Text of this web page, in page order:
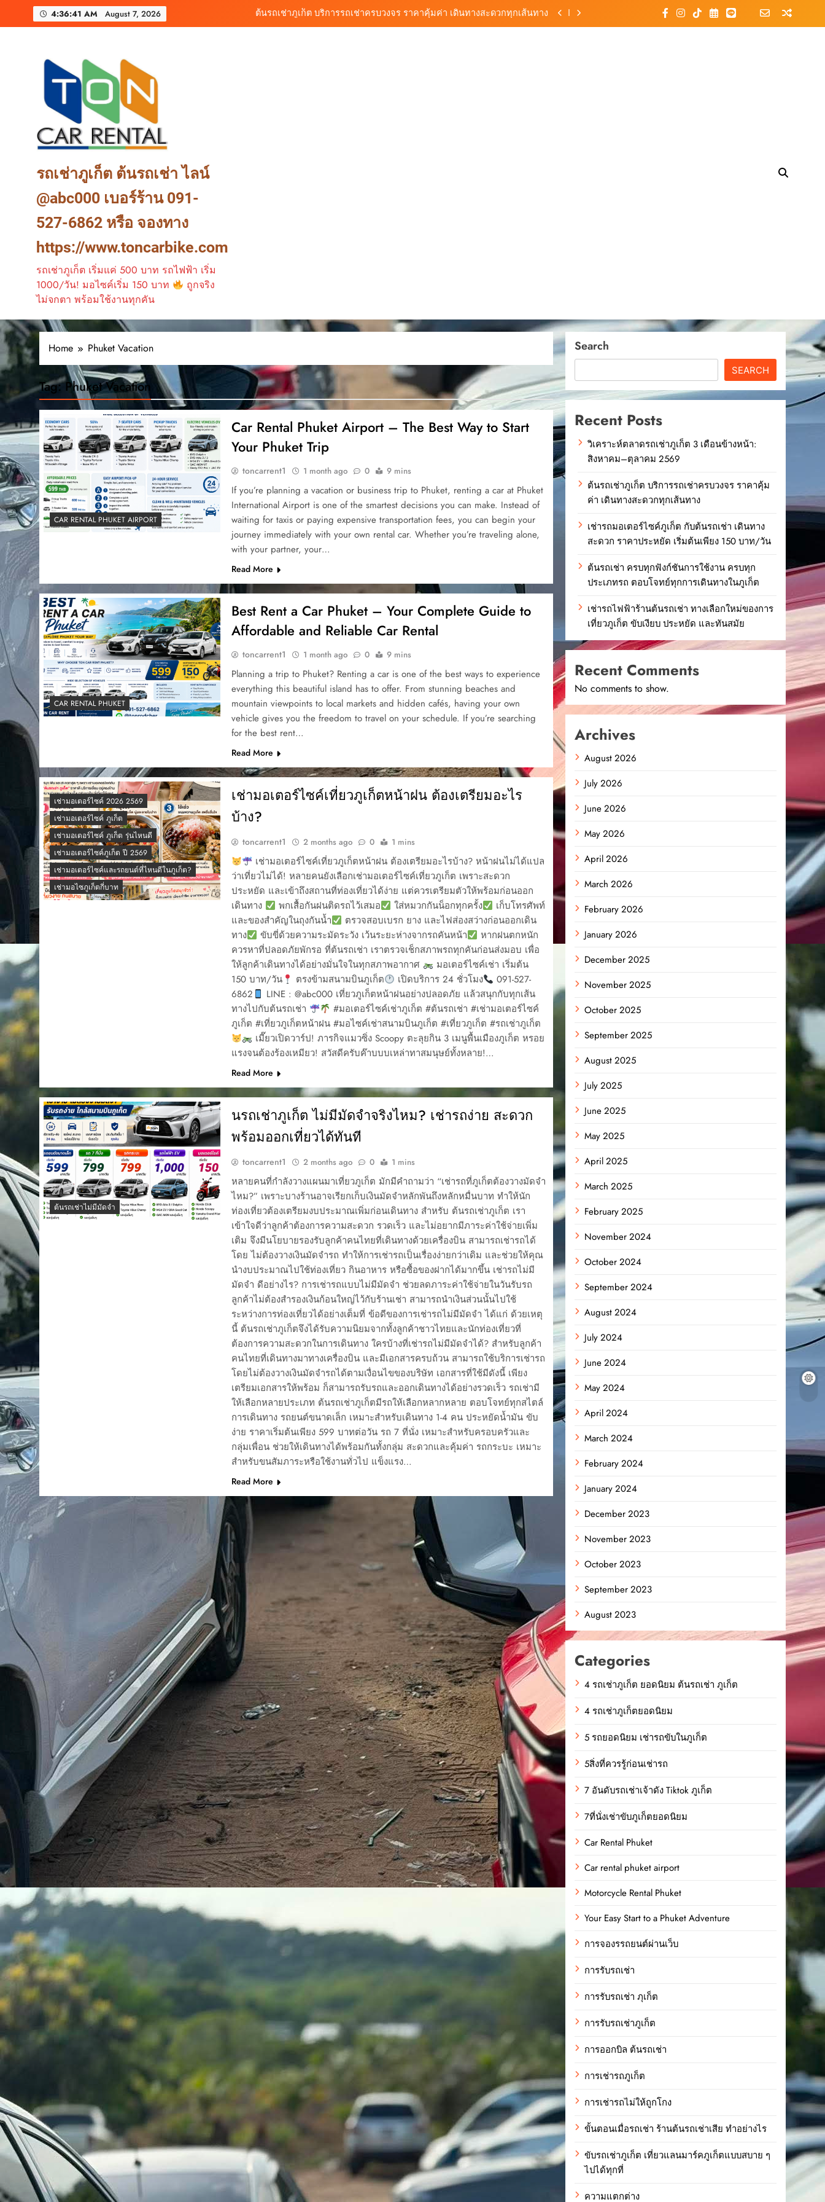
4:36:43 AM August 7, 2026
เช่ารถมอเตอร์ไซค์ภูเก็ต กับต้นรถเช่า เดินทางสะดวก ราคาประหยัด เริ่มต้นเพียง 150 บาท/วัน
รถเช่าภูเก็ต ต้นรถเช่า ไลน์
@abc000 เบอร์ร้าน 091-
527-6862 หรือ จองทาง
https://www.toncarbike.com
รถเช่าภูเก็ต เริ่มแค่ 500 บาท รถไฟฟ้า เริ่ม
1000/วัน! มอไซค์เริ่ม 150 บาท
ถูกจริง
ไม่จกตา พร้อมใช้งานทุกคัน
Home Phuket Vacation
Tag:Phuket Vacation
CAR RENTAL PHUKET AIRPORT
Car Rental Phuket Airport – The Best Way to Start
Your Phuket Trip
toncarrent1 1 month ago 0 9 mins
If you’re planning a vacation or business trip to Phuket, renting a car at Phuket
International Airport is one of the smartest decisions you can make. Instead of
waiting for taxis or paying expensive transportation fees, you can begin your
journey immediately with your own rental car. Whether you’re traveling alone,
with your partner, your…
Read More
CAR RENTAL PHUKET
Best Rent a Car Phuket – Your Complete Guide to
Affordable and Reliable Car Rental
toncarrent1 1 month ago 0 9 mins
Planning a trip to Phuket? Renting a car is one of the best ways to experience
everything this beautiful island has to offer. From stunning beaches and
mountain viewpoints to local markets and hidden cafés, having your own
vehicle gives you the freedom to travel on your schedule. If you’re searching
for the best rent…
Read More
เช่ามอเตอร์ไซค์ 2026 2569
เช่ามอเตอร์ไซค์ ภูเก็ต
เช่ามอเตอร์ไซค์ ภูเก็ต รุ่นไหนดี
เช่ามอเตอร์ไซค์ภูเก็ต ปี 2569
เช่ามอเตอร์ไซค์และรถยนต์ที่ไหนดีในภูเก็ต?
เช่ามอไซภูเก็ตกี่บาท
เช่ามอเตอร์ไซค์เที่ยวภูเก็ตหน้าฝน ต้องเตรียมอะไร
บ้าง?
toncarrent1 2 months ago 0 1 mins
เช่ามอเตอร์ไซค์เที่ยวภูเก็ตหน้าฝน ต้องเตรียมอะไรบ้าง? หน้าฝนไม่ได้แปล
ว่าเที่ยวไม่ได้! หลายคนยังเลือกเช่ามอเตอร์ไซค์เที่ยวภูเก็ต เพราะสะดวก
ประหยัด และเข้าถึงสถานที่ท่องเที่ยวได้ง่าย แต่ควรเตรียมตัวให้พร้อมก่อนออก
เดินทาง
พกเสื้อกันฝนติดรถไว้เสมอ ใส่หมวกกันน็อกทุกครั้ง
เก็บโทรศัพท์
และของสำคัญในถุงกันน้ำ
ตรวจสอบเบรก ยาง และไฟส่องสว่างก่อนออกเดิน
ทาง
ขับขี่ด้วยความระมัดระวัง เว้นระยะห่างจากรถคันหน้า
หากฝนตกหนัก
ควรหาที่ปลอดภัยพักรอ ที่ต้นรถเช่า เราตรวจเช็กสภาพรถทุกคันก่อนส่งมอบ เพื่อ
ให้ลูกค้าเดินทางได้อย่างมั่นใจในทุกสภาพอากาศ
มอเตอร์ไซค์เช่า เริ่มต้น
150 บาท/วัน
ตรงข้ามสนามบินภูเก็ต เปิดบริการ 24 ชั่วโมง
091-527-
6862
LINE : @abc000 เที่ยวภูเก็ตหน้าฝนอย่างปลอดภัย แล้วสนุกกับทุกเส้น
ทางไปกับต้นรถเช่า
#มอเตอร์ไซค์เช่าภูเก็ต #ต้นรถเช่า #เช่ามอเตอร์ไซค์
ภูเก็ต #เที่ยวภูเก็ตหน้าฝน #มอไซค์เช่าสนามบินภูเก็ต #เที่ยวภูเก็ต #รถเช่าภูเก็ต
เมี๊ยวเปิดวาร์ป! ภารกิจแมวซิ่ง Scoopy ตะลุยกิน 3 เมนูพื้นเมืองภูเก็ต หรอย
แรงจนต้องร้องเหมียว! สวัสดีครับค๊าบบบเหล่าทาสมนุษย์ทั้งหลาย!…
Read More
ต้นรถเช่าไม่มีมัดจำ
นรถเช่าภูเก็ต ไม่มีมัดจำจริงไหม? เช่ารถง่าย สะดวก
พร้อมออกเที่ยวได้ทันที
toncarrent1 2 months ago 0 1 mins
หลายคนที่กำลังวางแผนมาเที่ยวภูเก็ต มักมีคำถามว่า “เช่ารถที่ภูเก็ตต้องวางมัดจำ
ไหม?” เพราะบางร้านอาจเรียกเก็บเงินมัดจำหลักพันถึงหลักหมื่นบาท ทำให้นัก
ท่องเที่ยวต้องเตรียมงบประมาณเพิ่มก่อนเดินทาง สำหรับ ต้นรถเช่าภูเก็ต เรา
เข้าใจดีว่าลูกค้าต้องการความสะดวก รวดเร็ว และไม่อยากมีภาระค่าใช้จ่ายเพิ่ม
เติม จึงมีนโยบายรองรับลูกค้าคนไทยที่เดินทางด้วยเครื่องบิน สามารถเช่ารถได้
โดย ไม่ต้องวางเงินมัดจำรถ ทำให้การเช่ารถเป็นเรื่องง่ายกว่าเดิม และช่วยให้คุณ
นำงบประมาณไปใช้ท่องเที่ยว กินอาหาร หรือซื้อของฝากได้มากขึ้น เช่ารถไม่มี
มัดจำ ดีอย่างไร? การเช่ารถแบบไม่มีมัดจำ ช่วยลดภาระค่าใช้จ่ายในวันรับรถ
ลูกค้าไม่ต้องสำรองเงินก้อนใหญ่ไว้กับร้านเช่า สามารถนำเงินส่วนนั้นไปใช้
ระหว่างการท่องเที่ยวได้อย่างเต็มที่ ข้อดีของการเช่ารถไม่มีมัดจำ ได้แก่ ด้วยเหตุ
นี้ ต้นรถเช่าภูเก็ตจึงได้รับความนิยมจากทั้งลูกค้าชาวไทยและนักท่องเที่ยวที่
ต้องการความสะดวกในการเดินทาง ใครบ้างที่เช่ารถไม่มีมัดจำได้? สำหรับลูกค้า
คนไทยที่เดินทางมาทางเครื่องบิน และมีเอกสารครบถ้วน สามารถใช้บริการเช่ารถ
โดยไม่ต้องวางเงินมัดจำรถได้ตามเงื่อนไขของบริษัท เอกสารที่ใช้มีดังนี้ เพียง
เตรียมเอกสารให้พร้อม ก็สามารถรับรถและออกเดินทางได้อย่างรวดเร็ว รถเช่ามี
ให้เลือกหลายประเภท ต้นรถเช่าภูเก็ตมีรถให้เลือกหลากหลาย ตอบโจทย์ทุกสไตล์
การเดินทาง รถยนต์ขนาดเล็ก เหมาะสำหรับเดินทาง 1-4 คน ประหยัดน้ำมัน ขับ
ง่าย ราคาเริ่มต้นเพียง 599 บาทต่อวัน รถ 7 ที่นั่ง เหมาะสำหรับครอบครัวและ
กลุ่มเพื่อน ช่วยให้เดินทางได้พร้อมกันทั้งกลุ่ม สะดวกและคุ้มค่า รถกระบะ เหมาะ
สำหรับขนสัมภาระหรือใช้งานทั่วไป แข็งแรง…
Read More
Search
SEARCH
Recent Posts
วิเคราะห์ตลาดรถเช่าภูเก็ต 3 เดือนข้างหน้า:
สิงหาคม–ตุลาคม 2569
ต้นรถเช่าภูเก็ต บริการรถเช่าครบวงจร ราคาคุ้ม
ค่า เดินทางสะดวกทุกเส้นทาง
เช่ารถมอเตอร์ไซค์ภูเก็ต กับต้นรถเช่า เดินทาง
สะดวก ราคาประหยัด เริ่มต้นเพียง 150 บาท/วัน
ต้นรถเช่า ครบทุกฟังก์ชันการใช้งาน ครบทุก
ประเภทรถ ตอบโจทย์ทุกการเดินทางในภูเก็ต
เช่ารถไฟฟ้าร้านต้นรถเช่า ทางเลือกใหม่ของการ
เที่ยวภูเก็ต ขับเงียบ ประหยัด และทันสมัย
Recent Comments
No comments to show.
Archives
August 2026
July 2026
June 2026
May 2026
April 2026
March 2026
February 2026
January 2026
December 2025
November 2025
October 2025
September 2025
August 2025
July 2025
June 2025
May 2025
April 2025
March 2025
February 2025
November 2024
October 2024
September 2024
August 2024
July 2024
June 2024
May 2024
April 2024
March 2024
February 2024
January 2024
December 2023
November 2023
October 2023
September 2023
August 2023
Categories
4 รถเช่าภูเก็ต ยอดนิยม ต้นรถเช่า ภูเก็ต
4 รถเช่าภูเก็ตยอดนิยม
5 รถยอดนิยม เช่ารถขับในภูเก็ต
5สิ่งที่ควรรู้ก่อนเช่ารถ
7 อันดับรถเช่าเจ้าดัง Tiktok ภูเก็ต
7ที่นั่งเช่าขับภูเก็ตยอดนิยม
Car Rental Phuket
Car rental phuket airport
Motorcycle Rental Phuket
Your Easy Start to a Phuket Adventure
การจองรรถยนต์ผ่านเว็บ
การรับรถเช่า
การรับรถเช่า ภุเก็ต
การรับรถเช่าภูเก็ต
การออกบิล ต้นรถเช่า
การเช่ารถภูเก็ต
การเช่ารถไม่ให้ถูกโกง
ขั้นตอนเมื่อรถเช่า ร้านต้นรถเช่าเสีย ทำอย่างไร
ขับรถเช่าภูเก็ต เที่ยวแลนมาร์คภูเก็ตแบบสบาย ๆ
ไปได้ทุกที่
ความแตกต่าง